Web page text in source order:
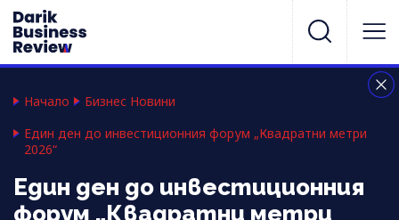
Начало
Бизнес Новини
Един ден до инвестиционния форум „Квадратни метри
2026“
Един ден до инвестиционния
форум „Квадратни метри